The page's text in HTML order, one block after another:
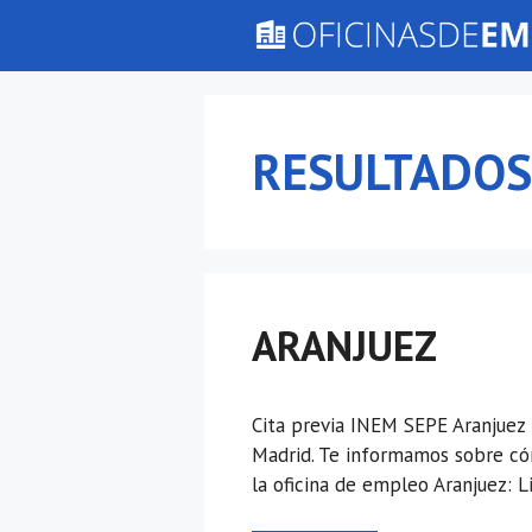
contenido
ARANJUEZ
Cita previa INEM SEPE
Madrid. Te informamos sobre
la oficina de empleo Aranjuez: